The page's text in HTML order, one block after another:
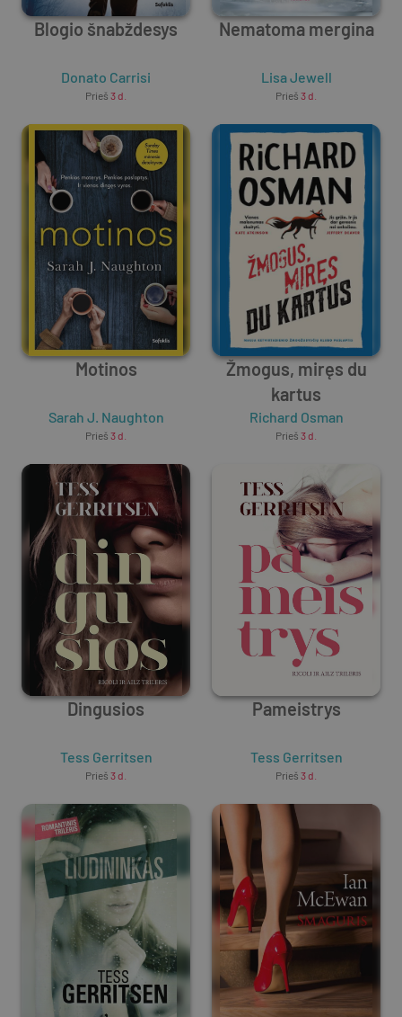
Blogio šnabždesys
Donato Carrisi
Prieš 3 d.
Nematoma mergina
Lisa Jewell
Prieš 3 d.
Motinos
Sarah J. Naughton
Prieš 3 d.
Žmogus, miręs du
kartus
Richard Osman
Prieš 3 d.
Dingusios
Tess Gerritsen
Prieš 3 d.
Pameistrys
Tess Gerritsen
Prieš 3 d.